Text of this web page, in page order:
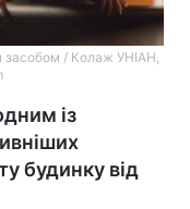
засобом / Колаж УНІАН,
із
будинку від